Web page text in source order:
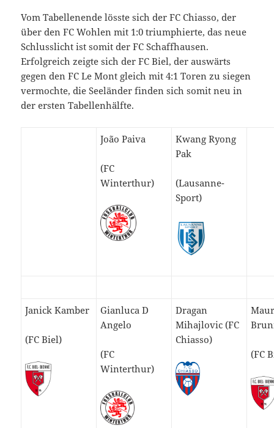
Vom Tabellenende lösste sich der FC Chiasso, der
über den FC Wohlen mit 1:0 triumphierte, das neue
Schlusslicht ist somit der FC Schaffhausen.
Erfolgreich zeigte sich der FC Biel, der auswärts
gegen den FC Le Mont gleich mit 4:1 Toren zu siegen
vermochte, die Seeländer finden sich somit neu in
der ersten Tabellenhälfte.
João Paiva
(FC
Winterthur)
Kwang Ryong
Pak
(Lausanne-
Sport)
Janick Kamber
(FC Biel)
Gianluca D
Angelo
(FC
Winterthur)
Dragan
Mihajlovic (FC
Chiasso)
(FC